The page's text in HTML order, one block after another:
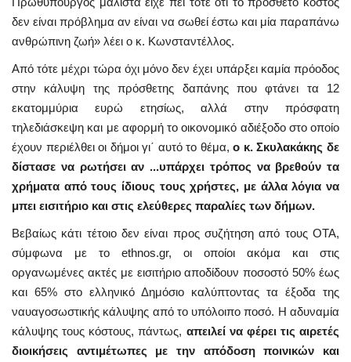
δεν είναι πρόβλημα αν είναι να σωθεί έστω και μία παραπάνω
ανθρώπινη ζωή» λέει ο κ. Κωνσταντέλλος.
Από τότε μέχρι τώρα όχι μόνο δεν έχει υπάρξει καμία πρόοδος
στην κάλυψη της πρόσθετης δαπάνης που φτάνει τα 12
εκατομμύρια ευρώ ετησίως, αλλά στην πρόσφατη
τηλεδιάσκεψη και με αφορμή το οικονομικό αδιέξοδο στο οποίο
έχουν περιέλθει οι δήμοι γι΄ αυτό το θέμα,ο κ. Σκυλακάκης δε
δίστασε να ρωτήσει αν ...υπάρχει τρόπος να βρεθούν τα
χρήματα από τους ίδιους τους χρήστες, με άλλα λόγια να
μπει εισιτήριο και στις ελεύθερες παραλίες των δήμων.
Βεβαίως κάτι τέτοιο δεν είναι προς συζήτηση από τους ΟΤΑ,
σύμφωνα με το ethnos.gr, οι οποίοι ακόμα και στις
οργανωμένες ακτές με εισιτήριο αποδίδουν ποσοστό 50% έως
και 65% στο ελληνικό Δημόσιο καλύπτοντας τα έξοδα της
ναυαγοσωστικής κάλυψης από το υπόλοιπο ποσό. Η αδυναμία
κάλυψης τους κόστους, πάντως, απειλεί να φέρει τις αιρετές
διοικήσεις αντιμέτωπες με την απόδοση ποινικών και